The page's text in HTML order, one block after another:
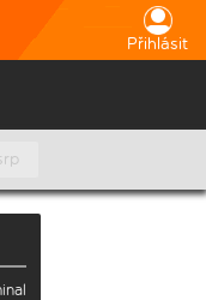
Přihlásit